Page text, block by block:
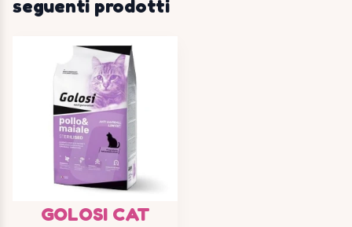
seguenti prodotti
GOLOSI CAT